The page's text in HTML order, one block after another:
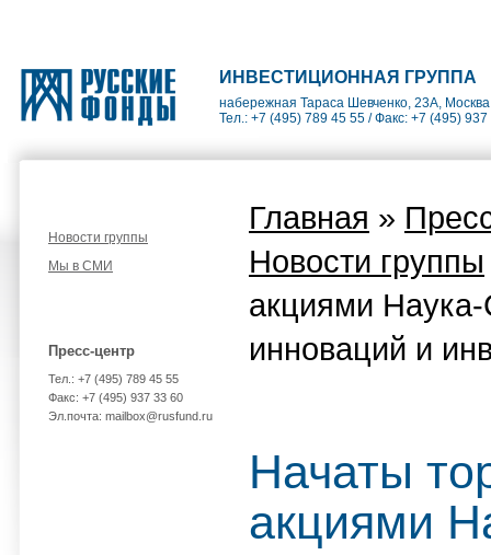
ИНВЕСТИЦИОННАЯ ГРУППА
набережная Тараса Шевченко, 23А,
Тел.: +7 (495) 789 45 55 / Факс: +7 (495)
Новости группы
Мы в СМИ
Пресс-центр
Тел.: +7 (495) 789 45 55
Факс: +7 (495) 937 33 60
Эл.почта: mailbox@rusfund.ru
Главная »
Новости группы
акциями
инноваций и
Начаты
акциями